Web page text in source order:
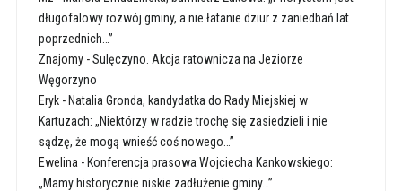
długofalowy rozwój gminy, a nie łatanie dziur z zaniedbań lat
poprzednich…”
Znajomy-Sulęczyno. Akcja ratownicza na Jeziorze
Węgorzyno
Eryk- Natalia Gronda, kandydatka do Rady Miejskiej w
Kartuzach: „Niektórzy w radzie trochę się zasiedzieli i nie
sądzę, że mogą wnieść coś nowego…”
Ewelina - Konferencja prasowa Wojciecha Kankowskiego:
„Mamy historycznie niskie zadłużenie gminy…”